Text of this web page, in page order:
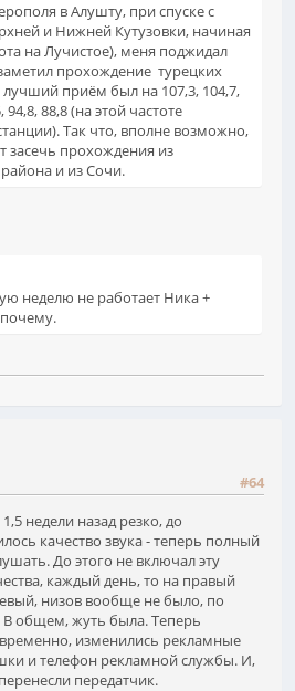
в Алушту, при спуске с
и Нижней Кутузовки, начиная
на Лучистое), меня поджидал
прохождение турецких
приём был на 107,3, 104,7,
94,8, 88,8 (на этой частоте
Так что, вполне возможно,
засечь прохождения из
и из Сочи.
неделю не работает Ника +
#64
недели назад резко, до
качество звука - теперь полный
До этого не включал эту
каждый день, то на правый
низов вообще не было, по
общем, жуть была. Теперь
изменились рекламные
и телефон рекламной службы. И,
передатчик.